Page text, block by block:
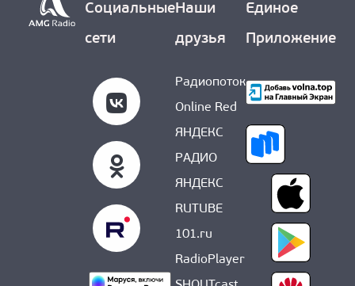
Социальные
сети
Наши
друзья
Радиопоток
Online Red
ЯНДЕКС
РАДИО
ЯНДЕКС
RUTUBE
101.ru
RadioPlayer
Единое
Приложение